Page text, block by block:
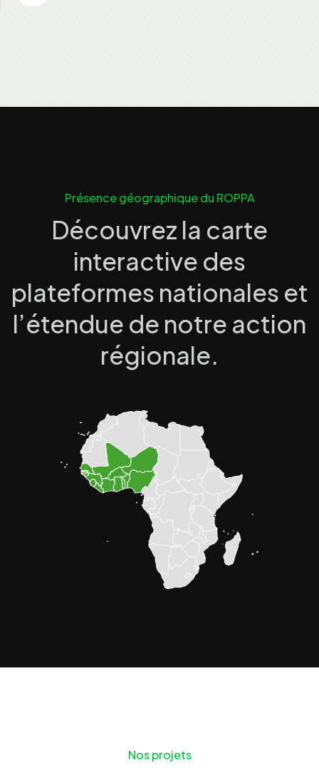
Présence géographique du ROPPA
Découvrez la carte
interactive des
plateformes nationales et
l’étendue de notre action
régionale.
Nos projets